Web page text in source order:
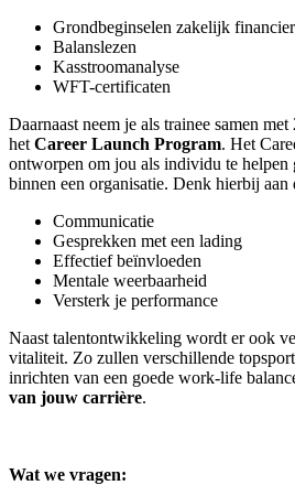
Grondbeginselen zakelijk
Balanslezen
Kasstroomanalyse
WFT-certificaten
Daarnaast neem je als trainee samen
het Career Launch Program. Het
ontworpen om jou als individu te helpen
binnen een organisatie. Denk hierbij aan
Communicatie
Gesprekken met een lading
Effectief beïnvloeden
Mentale weerbaarheid
Versterk je performance
Naast talentontwikkeling wordt er ook
vitaliteit. Zo zullen verschillende
inrichten van een goede work-life
van jouw carrière.
Wat we vragen: